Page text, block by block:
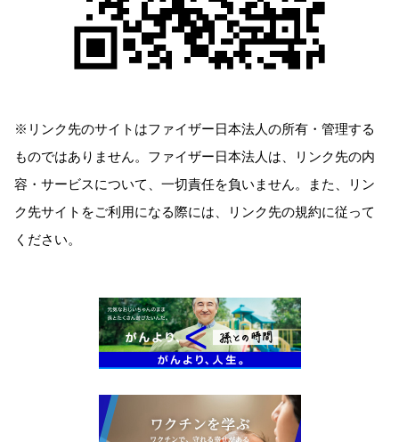
※リンク先のサイトはファイザー日本法人の所有・管理する
ものではありません。ファイザー日本法人は、リンク先の内
容・サービスについて、一切責任を負いません。また、リン
ク先サイトをご利用になる際には、リンク先の規約に従って
ください。